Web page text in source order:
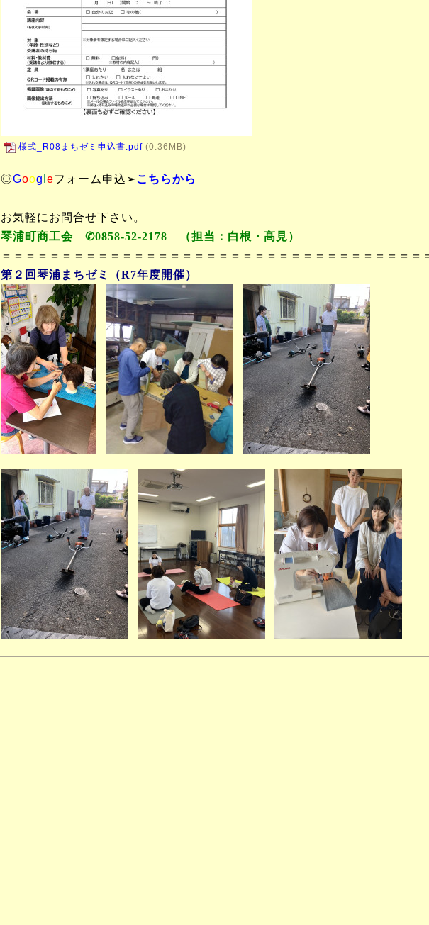
様式‗R08まちゼミ申込書.pdf (0.36MB)
◎Goog eフォーム申込➢こちらから
お気軽にお問合せ下さい。
琴浦町商工会 ✆0858-52-2178 （担当：白根・髙見）
＝＝＝＝＝＝＝＝＝＝＝＝＝＝＝＝＝＝＝＝＝＝＝＝＝＝＝＝＝＝＝＝＝＝＝
第２回琴浦まちゼミ（R7年度開催）